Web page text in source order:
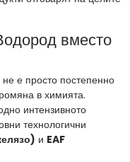
вместо
е просто постепенно
в химията.
интензивното
технологични
и EAF